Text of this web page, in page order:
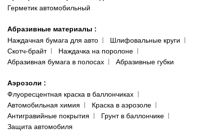
Герметик автомобильный
Абразивные материалы :
Наждачная бумага для авто
Шлифовальные круги
Скотч-брайт
Наждачка на поролоне
Абразивная бумага в полосах
Абразивные губки
Аэрозоли :
Флуоресцентная краска в баллончиках
Автомобильная химия
Краска в аэрозоле
Антигравийные покрытия
Грунт в баллончике
Защита автомобиля